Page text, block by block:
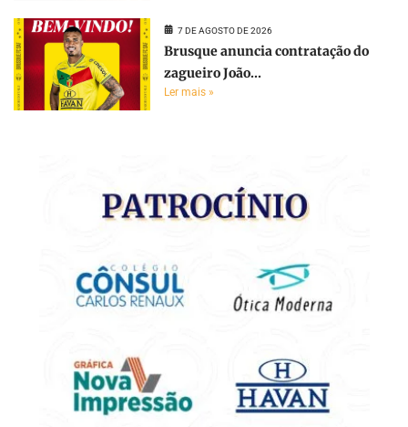
7 DE AGOSTO DE 2026
Brusque anuncia contratação do
zagueiro João...
Ler mais »